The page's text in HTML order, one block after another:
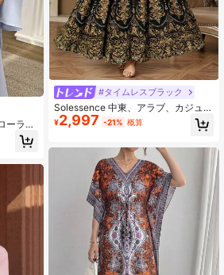
ーラル
レス
#タイムレスブラック
Solessence 中東、アラブ、カジュア
ル、ボヘミアン、刺繍、アーティス
ティック、レトロ、バケーションと
¥2,997 -21% 概算